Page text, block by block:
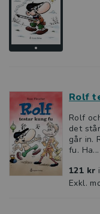
Rolf
Rolf
det
går in.
fu. Ha...
121 kr
Exkl.